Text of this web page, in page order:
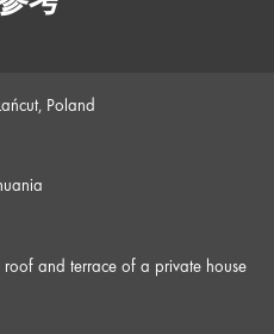
Poland
and terrace of a private house